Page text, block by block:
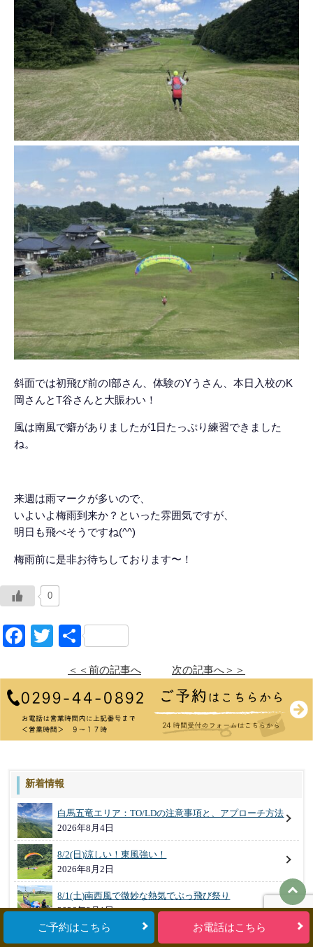
斜面では初飛び前のI部さん、体験のYうさん、本日入校のK
岡さんとT谷さんと大賑わい！
風は南風で癖がありましたが1日たっぷり練習できました
ね。
来週は雨マークが多いので、
いよいよ梅雨到来か？といった雰囲気ですが、
明日も飛べそうですね(^^)
梅雨前に是非お待ちしております〜！
0
Facebook
Twitter
共
＜＜前の記事へ 次の記事へ＞＞
新着情報
白馬五竜エリア：TO/LDの注意事項と、アプローチ方法
2026年8月4日
8/2(日)涼しい！東風強い！
2026年8月2日
8/1(土)南西風で微妙な熱気でぶっ飛び祭り
2026年8月1日
ご予約はこちら お電話はこちら